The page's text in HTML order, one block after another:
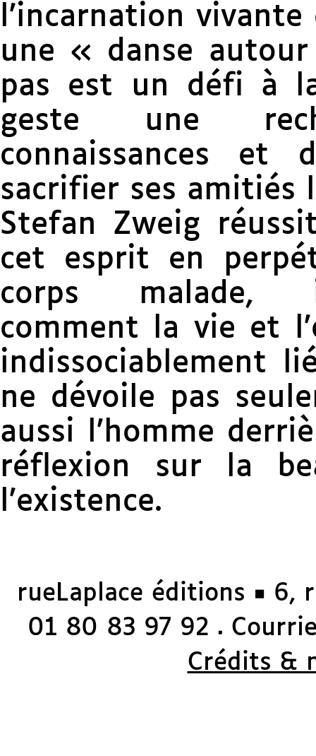
l’incarnation
une « danse
pas est un défi à
geste une
connaissances et
sacrifier ses amitiés
Stefan Zweig
cet esprit en
corps malade,
comment la vie et
indissociablement
ne dévoile pas
aussi l’homme
réflexion sur la
l’existence.
rueLaplace éditions ◼ 6,
01 80 83 97 92
◼
Crédits &